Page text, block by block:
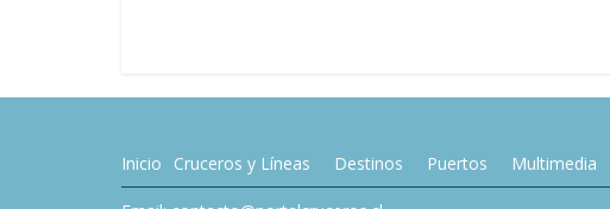
Inicio Cruceros y Líneas Destinos Puertos Multimedia